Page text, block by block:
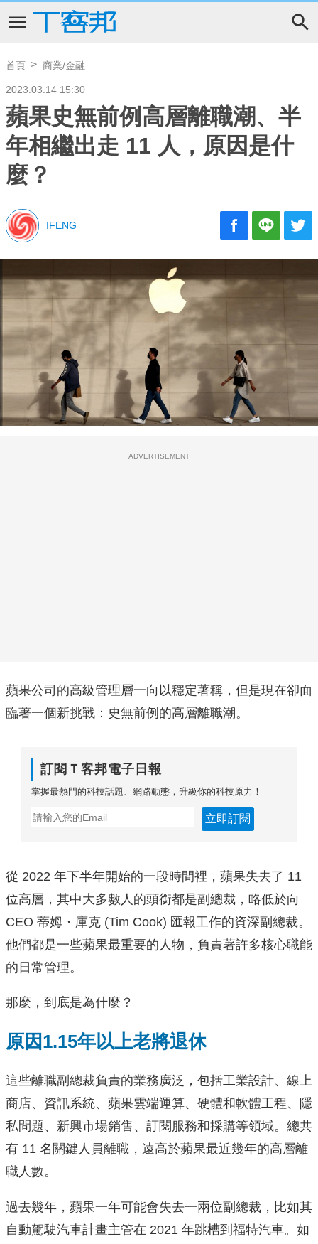
首頁 商業/金融
2023.03.14 15:30
蘋果史無前例高層離職潮、半
年相繼出走 11 人，原因是什
麼？
IFENG
ADVERTISEMENT
蘋果公司的高級管理層一向以穩定著稱，但是現在卻面
臨著一個新挑戰：史無前例的高層離職潮。
訂閱Ｔ客邦電子日報
掌握最熱門的科技話題、網路動態，升級你的科技原力！
立即訂閱
從 2022 年下半年開始的一段時間裡，蘋果失去了 11
位高層，其中大多數人的頭銜都是副總裁，略低於向
CEO 蒂姆・庫克 (Tim Cook) 匯報工作的資深副總裁。
他們都是一些蘋果最重要的人物，負責著許多核心職能
的日常管理。
那麼，到底是為什麼？
原因1.15年以上老將退休
這些離職副總裁負責的業務廣泛，包括工業設計、線上
商店、資訊系統、蘋果雲端運算、硬體和軟體工程、隱
私問題、新興市場銷售、訂閱服務和採購等領域。總共
有 11 名關鍵人員離職，遠高於蘋果最近幾年的高層離
職人數。
過去幾年，蘋果一年可能會失去一兩位副總裁，比如其
自動駕駛汽車計畫主管在 2021 年跳槽到福特汽車。如